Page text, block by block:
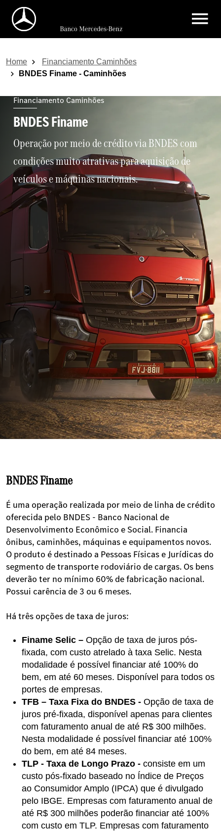
Home
Financiamento Caminhões
BNDES Finame - Caminhões
Financiamento Caminhões
BNDES Finame
Operação por meio de crédito via BNDES com
condições muito atrativas para aquisição de
veículos e máquinas nacionais.
BNDES Finame
É uma operação realizada por meio de linha de crédito
oferecida pelo BNDES - Banco Nacional de
Desenvolvimento Econômico e Social. Financia
ônibus, caminhões, máquinas e equipamentos novos.
O produto é destinado a Pessoas Físicas e Jurídicas do
segmento de transporte rodoviário de cargas. Os bens
deverão ter no mínimo 60% de fabricação nacional.
Possui carência de 3 ou 6 meses.
Há três opções de taxa de juros:
Finame Selic – Opção de taxa de juros pós-
fixada, com custo atrelado à taxa Selic. Nesta
modalidade é possível financiar até 100% do
bem, em até 60 meses. Disponível para todos os
portes de empresas.
TFB – Taxa Fixa do BNDES - Opção de taxa de
juros pré-fixada, disponível apenas para clientes
com faturamento anual de até R$ 300 milhões.
Nesta modalidade é possível financiar até 100%
do bem, em até 84 meses.
TLP - Taxa de Longo Prazo - consiste em um
custo pós-fixado baseado no Índice de Preços
ao Consumidor Amplo (IPCA) que é divulgado
pelo IBGE. Empresas com faturamento anual de
até R$ 300 milhões poderão financiar até 100%
com custo em TLP. Empresas com faturamento